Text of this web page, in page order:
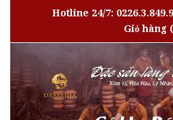
Hotline 24/7:
Giỏ hàng